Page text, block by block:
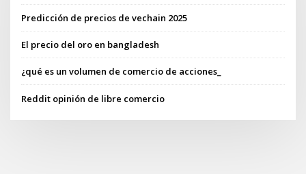
Predicción de precios de vechain 2025
El precio del oro en bangladesh
¿qué es un volumen de comercio de acciones_
Reddit opinión de libre comercio